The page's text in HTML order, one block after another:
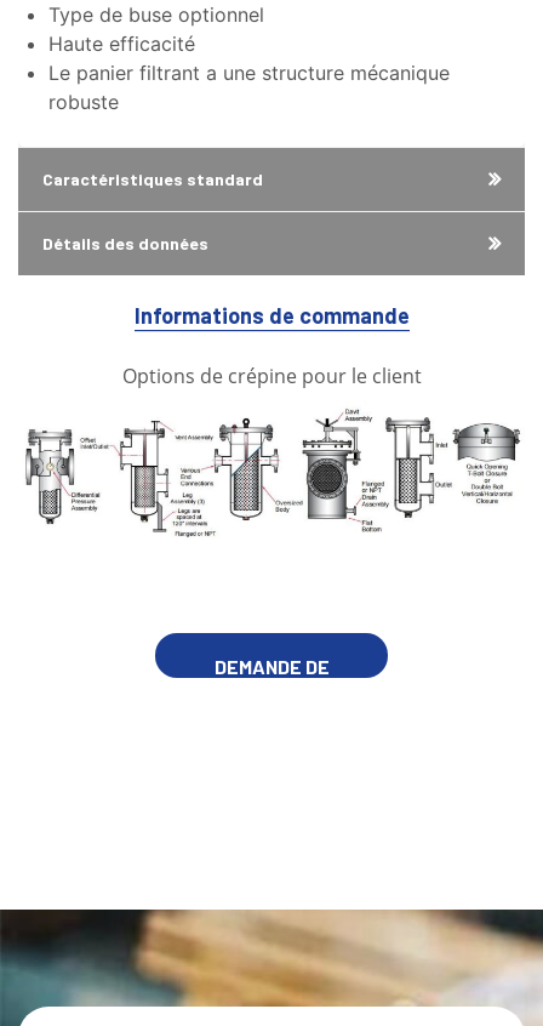
Type de buse optionnel
Haute efficacité
Le panier filtrant a une structure mécanique
robuste
Caractéristiques standard
Détails des données
Informations de commande
Options de crépine pour le client
DEMANDE DE